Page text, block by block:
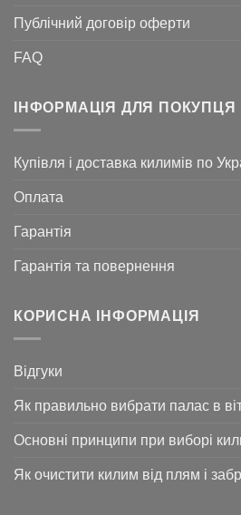
Публічний договір оферти
FAQ
ІНФОРМАЦІЯ ДЛЯ ПОКУПЦЯ
Купівля і доставка килимів по
Оплата
Гарантія
Гарантія та повернення
КОРИСНА ІНФОРМАЦІЯ
Відгуки
Як правильно вибрати палас в
Основні принципи при виборі
Як очистити килим від плям і